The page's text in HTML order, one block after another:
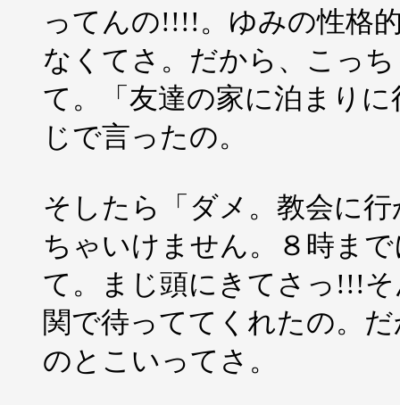
ってんの!!!!。ゆみの性格
なくてさ。だから、こっ
て。「友達の家に泊まり
じで言ったの。
そしたら「ダメ。教会に
ちゃいけません。８時ま
て。まじ頭にきてさっ!!!
関で待っててくれたの。
のとこいってさ。